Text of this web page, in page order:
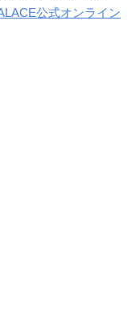
公式オンライン